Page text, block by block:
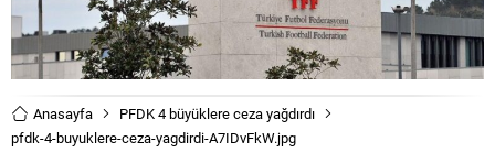
Anasayfa
PFDK 4 büyüklere ceza yağdırdı
pfdk-4-buyuklere-ceza-yagdirdi-A7IDvFkW.jpg